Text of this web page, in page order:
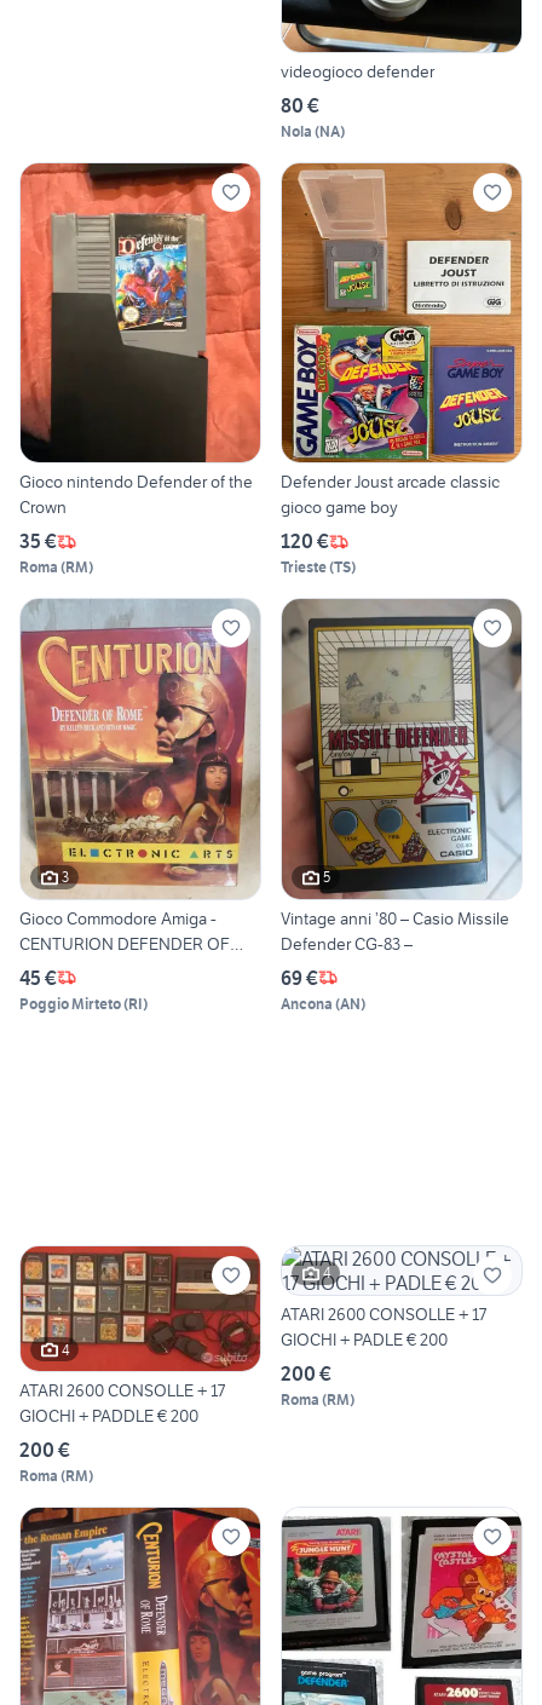
videogioco defender
80 €
Nola (NA)
Gioco nintendo Defender of the
Crown
35 €
Roma (RM)
Defender Joust arcade classic
gioco game boy
120 €
Trieste(TS)
3
Gioco Commodore Amiga -
CENTURION DEFENDER OF
ROME
45 €
Poggio Mirteto(RI)
5
Vintage anni ’80 – Casio Missile
Defender CG-83 –
69 €
Ancona (AN)
4
ATARI 2600 CONSOLLE + 17
GIOCHI + PADDLE € 200
200 €
Roma (RM)
4
ATARI 2600 CONSOLLE + 17
GIOCHI + PADLE € 200
200 €
Roma (RM)